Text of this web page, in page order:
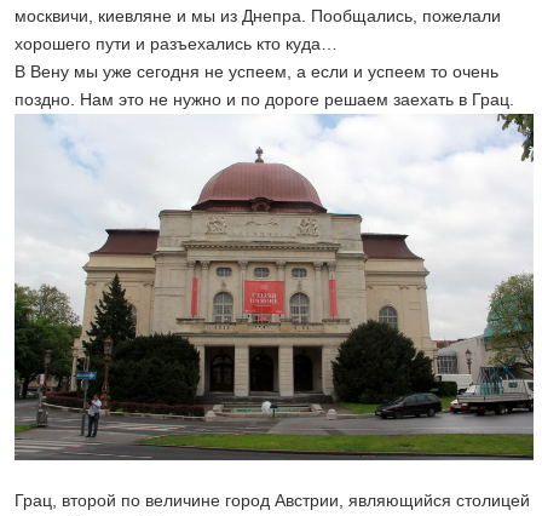
москвичи, киевляне и мы из Днепра. Пообщались, пожелали
хорошего пути и разъехались кто куда…
В Вену мы уже сегодня не успеем, а если и успеем то очень
поздно. Нам это не нужно и по дороге решаем заехать в Грац.
Грац, второй по величине город Австрии, являющийся столицей